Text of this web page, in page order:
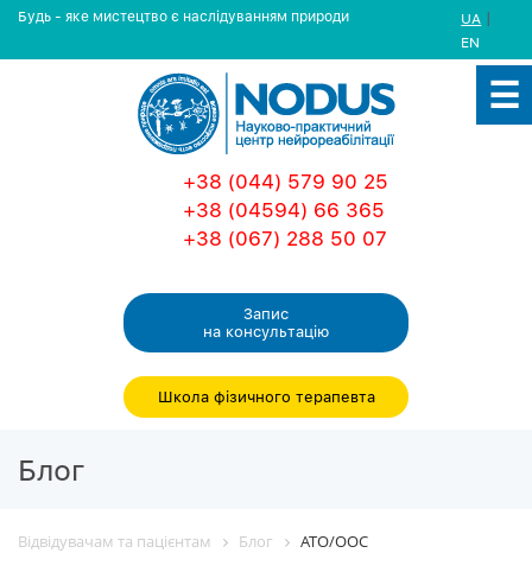
Будь - яке мистецтво є наслідуванням природи UA |
EN
+38 (044) 579 90 25
+38 (04594) 66 365
+38 (067) 288 50 07
Запис
на консультацiю
Школа фізичного терапевта
Блог
Відвідувачам та пацієнтам Блог АТО/ООС